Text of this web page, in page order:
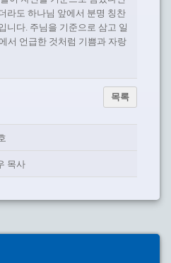
라도 하나님 앞에서 분명 칭찬
니다. 주님을 기준으로 삼고 일
서 언급한 것처럼 기쁨과 자랑
목록
목사